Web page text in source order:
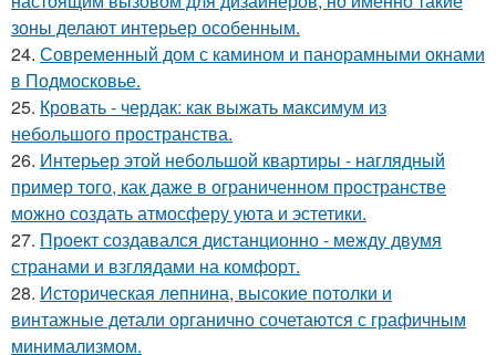
зоны делают интерьер особенным.
24. Современный дом с камином и панорамными окнами
в Подмосковье.
25. Кровать - чердак: как выжать максимум из
небольшого пространства.
26. Интерьер этой небольшой квартиры - наглядный
пример того, как даже в ограниченном пространстве
можно создать атмосферу уюта и эстетики.
27. Проект создавался дистанционно - между двумя
странами и взглядами на комфорт.
28. Историческая лепнина, высокие потолки и
винтажные детали органично сочетаются с графичным
минимализмом.